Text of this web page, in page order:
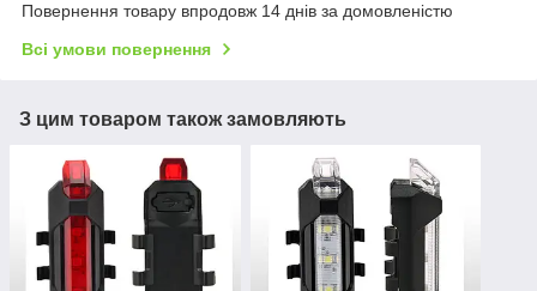
Повернення товару впродовж 14 днів за домовленістю
Всі умови повернення
З цим товаром також замовляють